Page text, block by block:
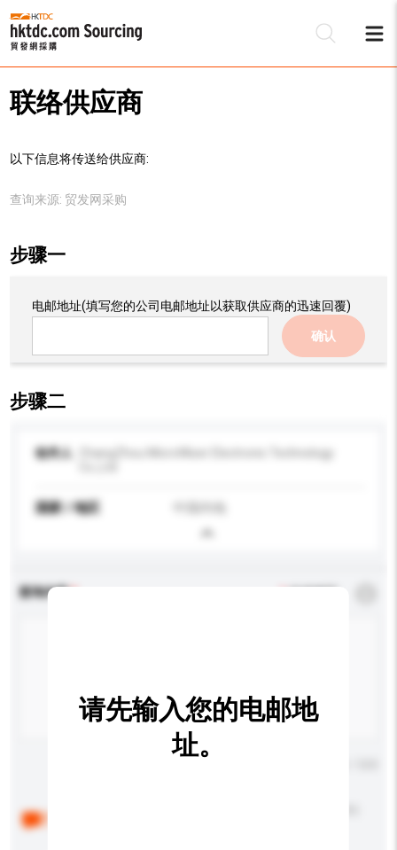
联络供应商
以下信息将传送给供应商:
查询来源: 贸发网采购
步骤一
电邮地址(填写您的公司电邮地址以获取供应商的迅速回覆)
确认
步骤二
收件人
国家 / 地区
查询内容
请先输入您的电邮地
址。